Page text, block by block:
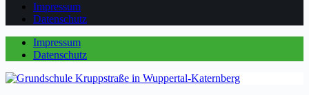
Impressum
Datenschutz
Impressum
Datenschutz